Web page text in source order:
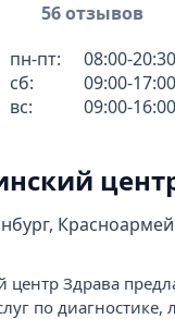
56 отзывов
пн-пт:
08:00-20:30
сб:
09:00-17:00
вс:
09:00-16:00
Здрава
по